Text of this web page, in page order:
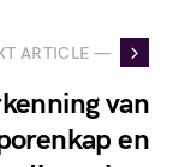
ARTICLE —
van
en